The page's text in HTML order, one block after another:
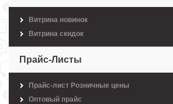
Витрина новинок
Витрина скидок
Прайс-Листы
Прайс-лист Розничные цены
Оптовый прайс